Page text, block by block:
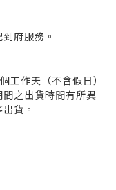
府服務。
工作天（不含假日）
之出貨時間有所異
貨。